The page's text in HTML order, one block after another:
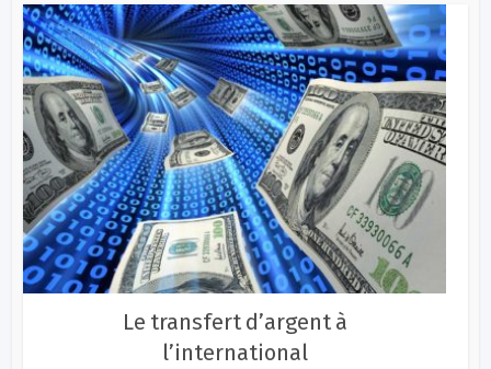
Le transfert d’argent à
l’international